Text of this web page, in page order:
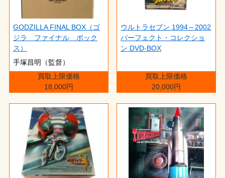
GODZILLA FINAL BOX（ゴ
ジラ ファイナル ボック
ス）
手塚昌明（監督）
買取上限価格
18,000円
ウルトラセブン 1994～2002
パーフェクト・コレクショ
ン DVD-BOX
買取上限価格
20,000円